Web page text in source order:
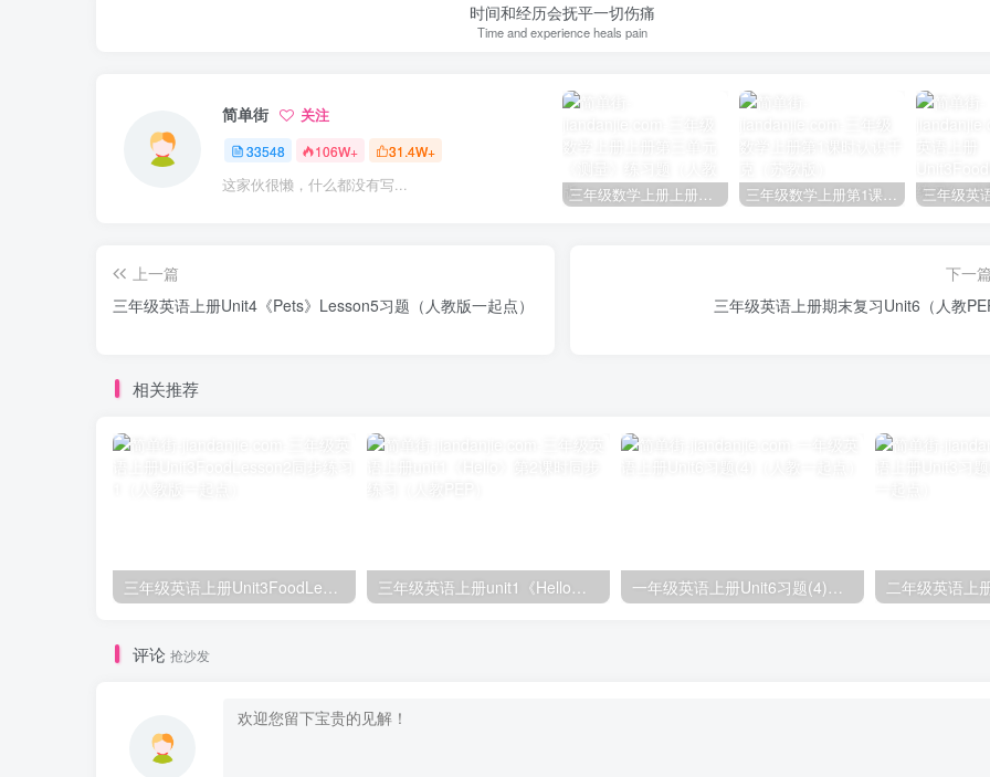
时间和经历会抚平一切伤痛
Time and experience heals pain
简单街 关注
33548 106W+ 31.4W+
这家伙很懒，什么都没有写... 三年级数学上册上册第三单元《测量》练习题（人教版） 三年级数学上册第1课时认识千克（苏教版）
上一篇
三年级英语上册Unit4《Pets》Lesson5习题（人教版一起点）
下一篇
三年级英语上册期末复习Unit6（人教
相关推荐
三年级英语上册Unit3FoodLesson2同步练习1（人教版一起点） 三年级英语上册unit1《Hello》第2课时同步练习（人教PEP） 一年级英语上册Unit6习题(4)（人教一起点）
评论 抢沙发